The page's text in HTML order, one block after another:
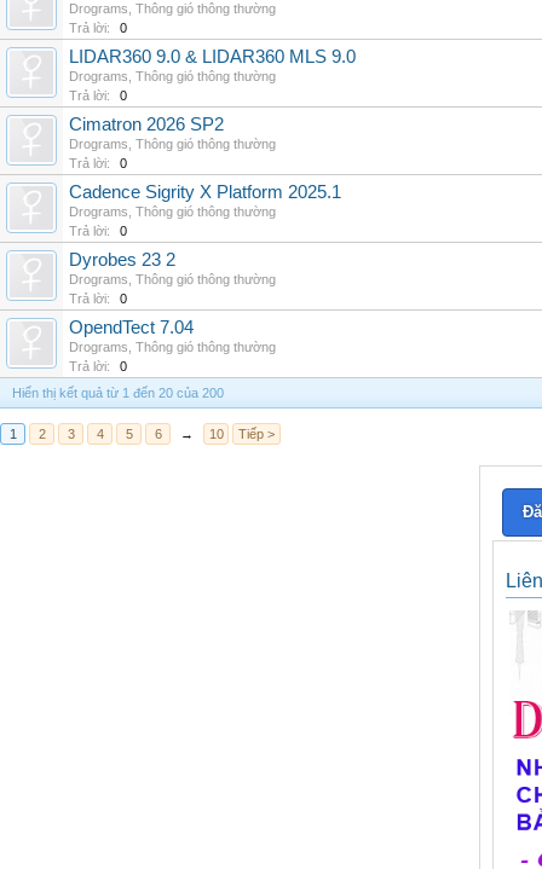
Drograms Thông gió thông thường
Trả lời:
0
LIDAR360 9.0 & LIDAR360 MLS 9.0
Drograms Thông gió thông thường
Trả lời:
0
Cimatron 2026 SP2
Drograms Thông gió thông thường
Trả lời:
0
Cadence Sigrity X Platform 2025.1
Drograms Thông gió thông thường
Trả lời:
0
Dyrobes 23 2
Drograms Thông gió thông thường
Trả lời:
0
OpendTect 7.04
Drograms Thông gió thông thường
Trả lời:
0
Hiển thị kết quả từ 1 đến 20 của 200
1 2 3 4 5 6 → 10 Tiếp >